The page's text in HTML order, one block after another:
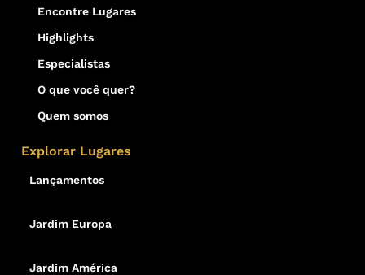
Encontre Lugares
Highlights
Especialistas
O que você quer?
Quem somos
Explorar Lugares
Lançamentos
Jardim Europa
Jardim América